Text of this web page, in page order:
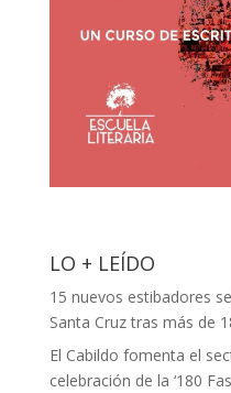
LO + LEÍDO
15 nuevos estibadores
Santa Cruz tras más de
El Cabildo fomenta el
celebración de la ‘180